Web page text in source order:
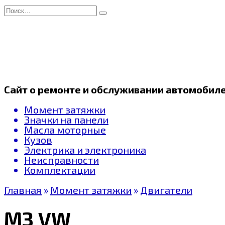
Перейти
к
Search
for:
Сайт о ремонте и обслуживании
Момент затяжки
Значки на панели
Масла моторные
Кузов
Электрика и электроника
Неисправности
Комплектации
Главная » Момент затяжки » Двигатели
МЗ VW